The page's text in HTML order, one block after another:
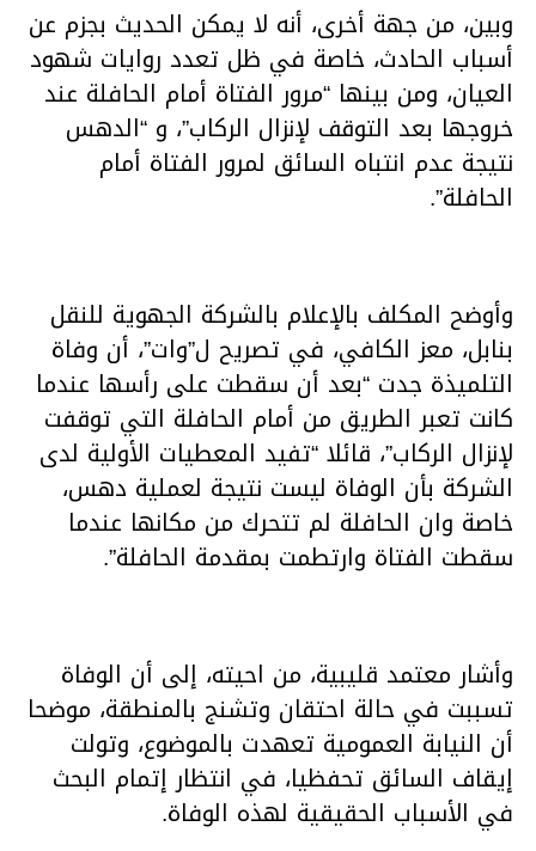
وبين، من جهة أخرى، أنه لا يمكن الحديث بجزم عن
أسباب الحادث، خاصة في ظل تعدد روايات شهود
العيان، ومن بينها “مرور الفتاة أمام الحافلة عند
خروجها بعد التوقف لإنزال الركاب”، و “الدهس
نتيجة عدم انتباه السائق لمرور الفتاة أمام
الحافلة”.
وأوضح المكلف بالإعلام بالشركة الجهوية للنقل
بنابل، معز الكافي، في تصريح ل”وات”، أن وفاة
التلميذة جدت “بعد أن سقطت على رأسها عندما
كانت تعبر الطريق من أمام الحافلة التي توقفت
لإنزال الركاب”، قائلا “تفيد المعطيات الأولية لدى
الشركة بأن الوفاة ليست نتيجة لعملية دهس،
خاصة وان الحافلة لم تتحرك من مكانها عندما
سقطت الفتاة وارتطمت بمقدمة الحافلة”.
وأشار معتمد قليبية، من احيته، إلى أن الوفاة
تسببت في حالة احتقان وتشنج بالمنطقة، موضحا
أن النيابة العمومية تعهدت بالموضوع، وتولت
إيقاف السائق تحفظيا، في انتظار إتمام البحث
في الأسباب الحقيقية لهذه الوفاة.